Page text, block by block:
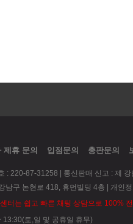
제휴 문의 입점문의 총판문의
: 220-87-31258 | 통신판매 신고 : 제
남구 논현로 418, 휴먼빌딩 4층 | 개인
터는 쉽고 빠른 채팅 상담으로 100%
토,일 및 공휴일 휴무)